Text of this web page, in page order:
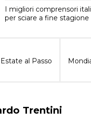
I migliori comprensori
per sciare a fine stagione
al Passo
Trentini